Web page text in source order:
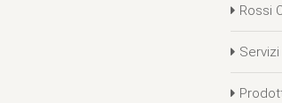
Rossi
Servizi